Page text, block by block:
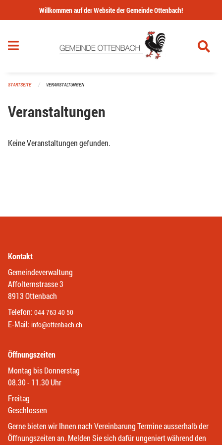
Navigation überspringen
Willkommen auf der Website der Gemeinde Ottenbach!
STARTSEITE VERANSTALTUNGEN
Veranstaltungen
Keine Veranstaltungen gefunden.
Kontakt
Gemeindeverwaltung
Affolternstrasse 3
8913 Ottenbach
Telefon: 044 763 40 50
E-Mail: info@ottenbach.ch
Öffnungszeiten
Montag bis Donnerstag
08.30 - 11.30 Uhr
Freitag
Geschlossen
Gerne bieten wir Ihnen nach Vereinbarung Termine ausserhalb der
Öffnungszeiten an. Melden Sie sich dafür ungeniert während den